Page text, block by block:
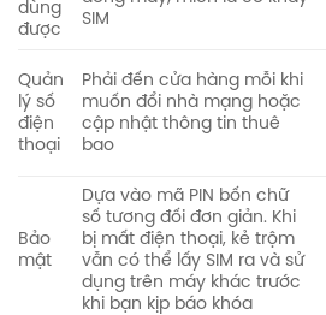
dùng
được
SIM
Quản
lý số
điện
thoại
Phải đến cửa hàng mỗi khi
muốn đổi nhà mạng hoặc
cập nhật thông tin thuê
bao
Bảo
mật
Dựa vào mã PIN bốn chữ
số tương đối đơn giản. Khi
bị mất điện thoại, kẻ trộm
vẫn có thể lấy SIM ra và sử
dụng trên máy khác trước
khi bạn kịp báo khóa